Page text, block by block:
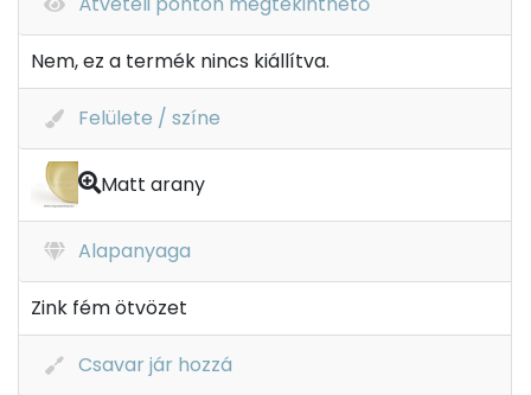
Nem, ez a termék nincs kiállítva.
Felülete / színe
Matt arany
Alapanyaga
Zink fém ötvözet
Csavar jár hozzá